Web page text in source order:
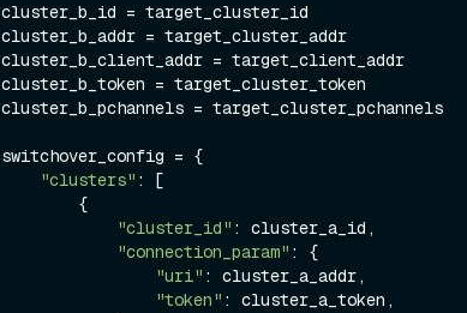
cluster_b_id = target_cluster_id
cluster_b_addr = target_cluster_addr
cluster_b_client_addr = target_client_addr
cluster_b_token = target_cluster_token
cluster_b_pchannels = target_cluster_pchannels
switchover_config = {
"clusters" : [
"cluster_id" : cluster_a_id,
"connection_param" : {
"uri" : cluster_a_addr,
"token" : cluster_a_token,